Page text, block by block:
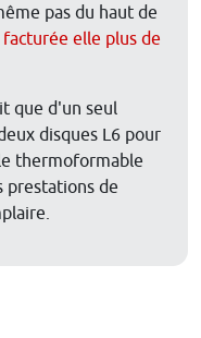
pas du haut de
facturée elle plus de
que d'un seul
disques L6 pour
thermoformable
prestations de